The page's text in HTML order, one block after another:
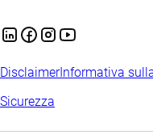
DisclaimerInformativa
Sicurezza